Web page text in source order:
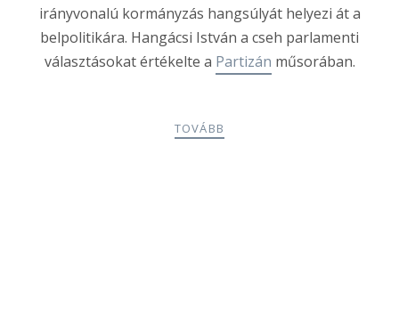
irányvonalú kormányzás hangsúlyát helyezi át a
belpolitikára. Hangácsi István a cseh parlamenti
választásokat értékelte a Partizán műsorában.
TOVÁBB